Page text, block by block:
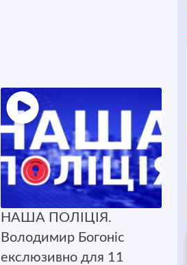
НАША ПОЛІЦІЯ.
Володимир Богоніс
екслюзивно для 11